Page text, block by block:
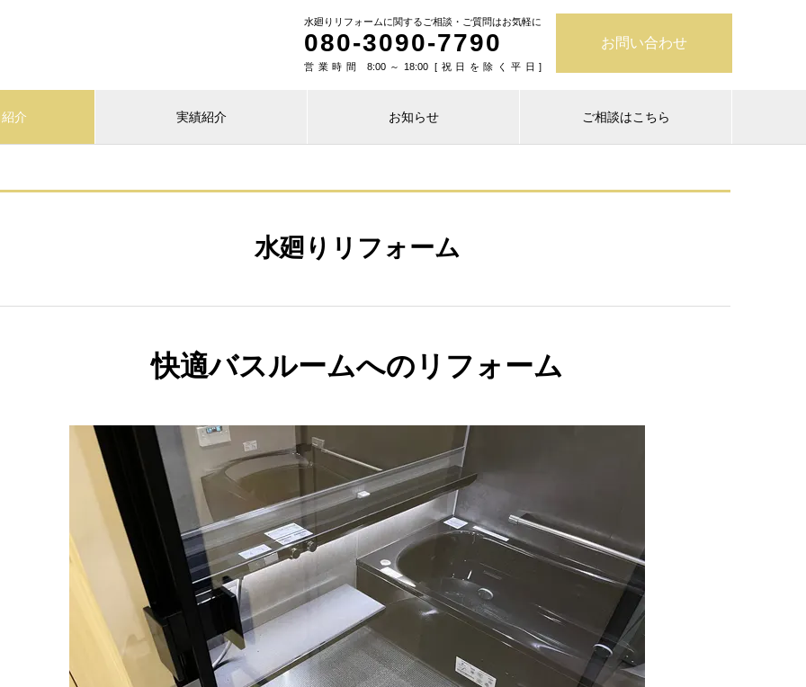
水廻りリフォームに関するご相談・ご質問はお気軽に
080-3090-7790
営業時間 8:00～18:00 [祝日を除く平日]
お問い合わせ
介 実績紹介 お知らせ ご相談はこちら
水廻りリフォーム
快適バスルームへのリフォーム